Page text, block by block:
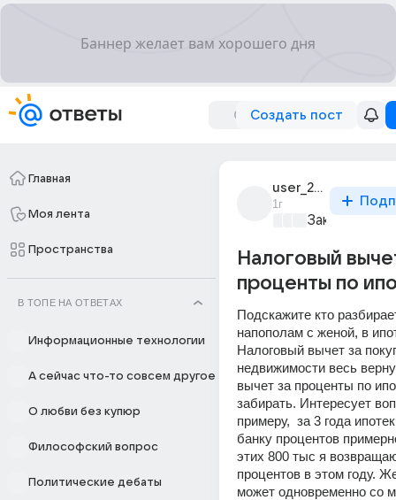
Создать пост
Главная
Моя лента
Пространства
В ТОПЕ НА ОТВЕТАХ
Информационные технологии
А сейчас что-то совсем другое
О любви без купюр
Философский вопрос
Политические дебаты
user_287556637
1г
Закон и
Налоговый
проценты по
Подскажите кто
напополам с женой, в
Налоговый вычет за
недвижимости весь
вычет за проценты по
забирать. Интересует
примеру,  за 3 года
банку процентов
этих 800 тыс я
процентов в этом году.
может одновременно со